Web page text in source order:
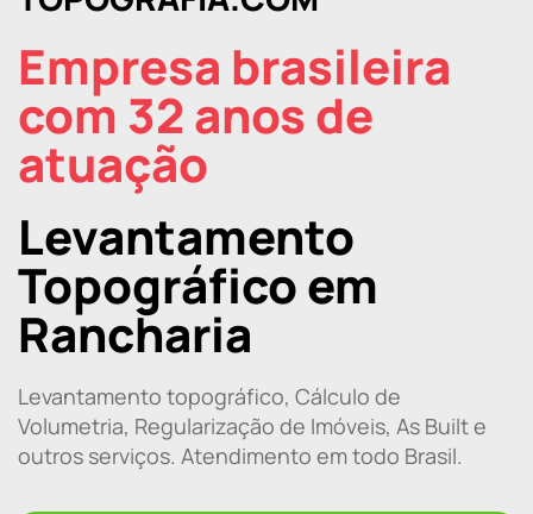
Empresa brasileira
com 32 anos de
atuação
Levantamento
Topográfico em
Rancharia
Levantamento topográfico, Cálculo de
Volumetria, Regularização de Imóveis, As Built e
outros serviços. Atendimento em todo Brasil.